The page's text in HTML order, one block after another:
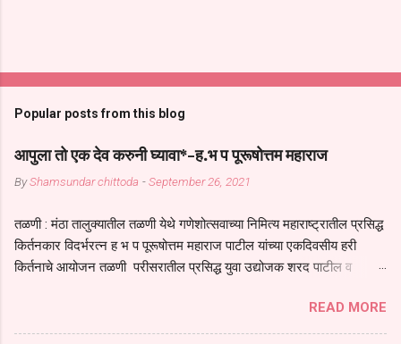
Popular posts from this blog
आपुला तो एक देव करुनी घ्यावा*-ह.भ प पूरूषोत्तम महाराज
ByShamsundar chittoda -September 26, 2021
तळणी : मंठा तालुक्यातील तळणी येथे गणेशोत्सवाच्या निमित्य महाराष्ट्रातील प्रसिद्ध
किर्तनकार विदर्भरत्न ह भ प पूरूषोत्तम महाराज पाटील यांच्या एकदिवसीय हरी
किर्तनाचे आयोजन तळणी परीसरातील प्रसिद्ध युवा उद्योजक शरद पाटील व
तुकाराम महाराज यांच्या *आपुला तो एक देव करुनी घ्यावा* *तेणे विन जिवा सुख
नोहे* *येरती माईक दुःखाची जनीती* *नाही आदी अंती अवसान* या अभंगावर
READ MORE